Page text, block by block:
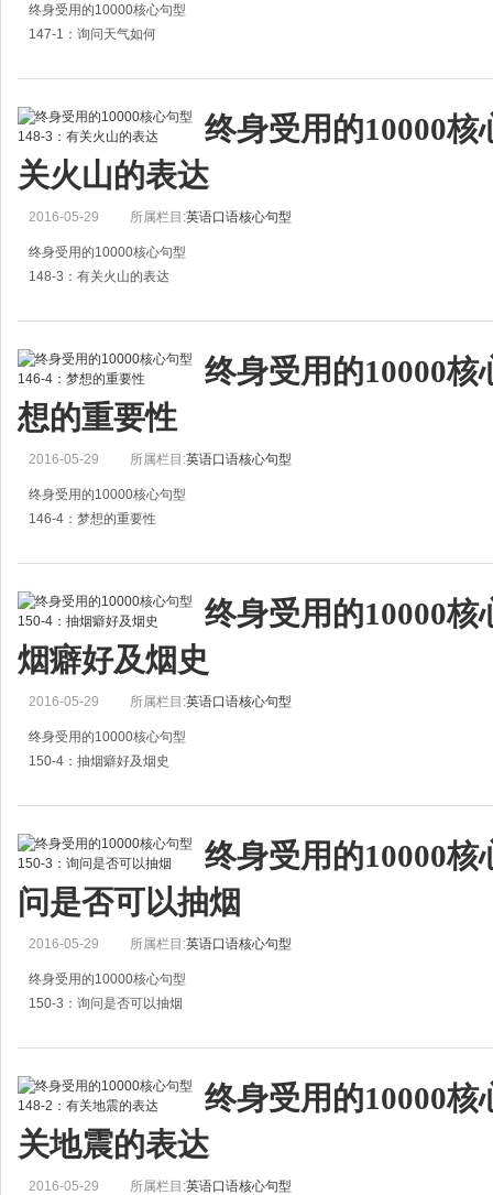
终身受用的10000核心句型
147-1：询问天气如何
天气很好，不是吗？
2.What do you think of the weather today?
你觉得今天的天气如何？
（也可以这样说：Wha
终身受用的10000核
关火山的表达
2016-05-29 所属栏目:英语口语核心句型
终身受用的10000核心句型
148-3：有关火山的表达
火山正在喷发。
2.Vesuvius erupts once in a while.
维苏威火山偶尔爆发。
终身受用的10000核
想的重要性
2016-05-29 所属栏目:英语口语核心句型
终身受用的10000核心句型
146-4：梦想的重要性
请不要忽视梦想。
2.Every dream has a beginning.
每个梦想都有个开始。
终身受用的10000核
烟癖好及烟史
2016-05-29 所属栏目:英语口语核心句型
终身受用的10000核心句型
150-4：抽烟癖好及烟史
我不喜欢抽烟。
2.I only smoke cigarettes with tips.
我只抽过滤嘴香烟。
（也可以这样说：I only sm
终身受用的10000核
问是否可以抽烟
2016-05-29 所属栏目:英语口语核心句型
终身受用的10000核心句型
150-3：询问是否可以抽烟
请问，我可以抽烟吗？
2.You may smoke, if you like.
您愿意的话，可以抽烟。
终身受用的10000核
关地震的表达
2016-05-29 所属栏目:英语口语核心句型